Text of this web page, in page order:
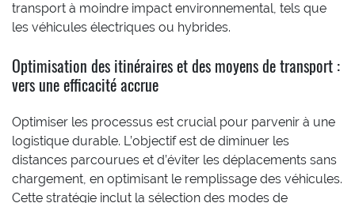
transport à moindre impact environnemental, tels que
les véhicules électriques ou hybrides.
Optimisation des itinéraires et des moyens de transport :
vers une efficacité accrue
Optimiser les processus est crucial pour parvenir à une
logistique durable. L’objectif est de diminuer les
distances parcourues et d’éviter les déplacements sans
chargement, en optimisant le remplissage des véhicules.
Cette stratégie inclut la sélection des modes de